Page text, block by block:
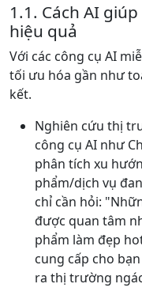
1.1. Cách AI
hiệu quả
Với các công cụ AI
tối ưu hóa gần như
kết.
Nghiên cứu thị
công cụ AI như
phân tích xu
phẩm/dịch vụ
chỉ cần hỏi:
được quan tâm
phẩm làm đẹp
cung cấp cho
ra thị trường